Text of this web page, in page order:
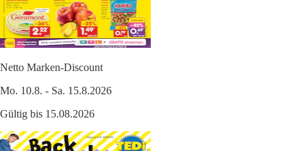
Netto Marken-Discount
Mo. 10.8. - Sa. 15.8.2026
Gültig bis 15.08.2026